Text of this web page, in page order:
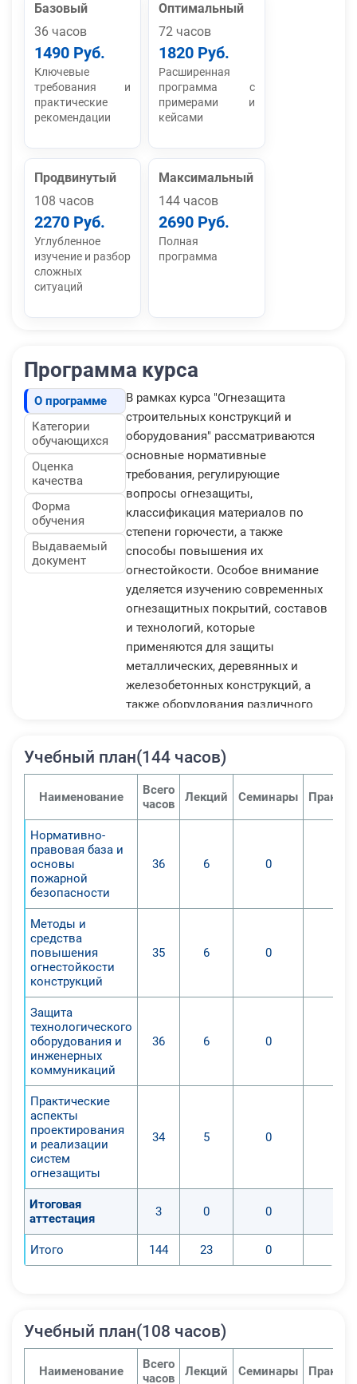
Базовый
36 часов
1490 Руб.
Ключевые
требования и
практические
рекомендации
Оптимальный
72 часов
1820 Руб.
Расширенная
программа с
примерами и
кейсами
Продвинутый
108 часов
2270 Руб.
Углубленное
изучение и разбор
сложных
ситуаций
Максимальный
144 часов
2690 Руб.
Полная
программа
Программа курса
О программе
Категории
обучающихся
Оценка
качества
Форма
обучения
Выдаваемый
документ
В рамках курса "Огнезащита
строительных конструкций и
оборудования" рассматриваются
основные нормативные
требования, регулирующие
вопросы огнезащиты,
классификация материалов по
степени горючести, а также
способы повышения их
огнестойкости. Особое внимание
уделяется изучению современных
огнезащитных покрытий, составов
и технологий, которые
применяются для защиты
металлических, деревянных и
железобетонных конструкций, а
также оборудования различного
специалистов строительной
всех, кто интересуется вопросами
пожарной безопасности. Он станет
хочет углубить свои знания в
Учебный план(144 часов)
Наименование
Всего
часов
Лекций Семинары
Нормативно-
правовая база и
основы
пожарной
безопасности
36 6 0
Методы и
средства
повышения
огнестойкости
конструкций
35 6 0
Защита
технологического
оборудования и
инженерных
коммуникаций
36 6 0
Практические
аспекты
проектирования
и реализации
систем
огнезащиты
34 5 0
Итоговая
аттестация
3 0 0
Итого 144 23 0
Учебный план(108 часов)
Наименование
Всего
часов
Лекций Семинары